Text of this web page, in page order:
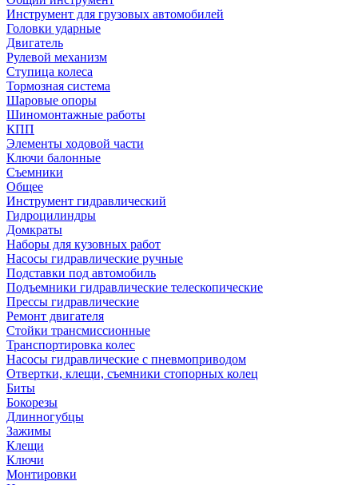
Инструмент для грузовых автомобилей
Головки ударные
Двигатель
Рулевой механизм
Ступица колеса
Тормозная система
Шаровые опоры
Шиномонтажные работы
КПП
Элементы ходовой части
Ключи балонные
Съемники
Общее
Инструмент гидравлический
Гидроцилиндры
Домкраты
Наборы для кузовных работ
Насосы гидравлические ручные
Подставки под автомобиль
Подъемники гидравлические телескопические
Прессы гидравлические
Ремонт двигателя
Стойки трансмиссионные
Транспортировка колес
Насосы гидравлические с пневмоприводом
Отвертки, клещи, съемники стопорных колец
Биты
Бокорезы
Длинногубцы
Зажимы
Клещи
Ключи
Монтировки